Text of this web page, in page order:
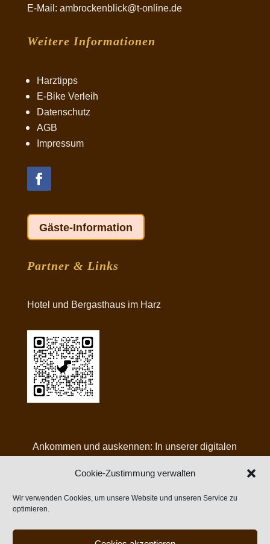
Cookie-Zustimmung verwalten
Wir verwenden Cookies, um unsere Website und unseren Service zu
optimieren.
E-Mail: ambrockenblick@t-online.de
Weitere Informationen
Harztipps
E-Bike Verleih
Datenschutz
AGB
Impressum
Gäste-Information
Partner & Links
Hotel und Bergasthaus im Harz
Ankommen und auskennen: In unserer digitalen
Tipps für Ihren Aufenthalt bei uns: